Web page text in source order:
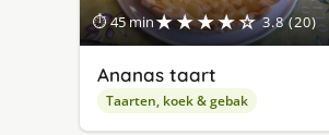
⏱ 45 min★★★★☆ 3.8 (20)
Ananas taart
Taarten, koek & gebak